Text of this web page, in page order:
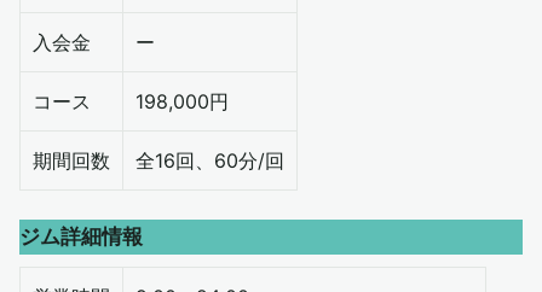
入会金 ー
コース 198,000円
期間回数 全16回、60分/回
ジム詳細情報